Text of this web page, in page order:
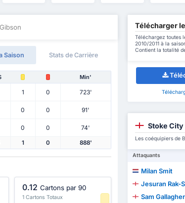
Saison Stats de Carrière
Min'
1 0 723'
0 0 91'
0 0 74'
1 0 888'
0.12 Cartons par 90
1 Cartons Totaux
Télécharger
Téléchargez toutes
2010/2011 à la
Contient la totalité
Stoke City
Les coéquipiers de
Attaquants
Milan Smit
Jesuran Rak-
Sam Gallagher